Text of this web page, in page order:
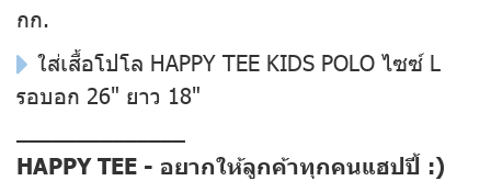
กก.
ใส่เสื้อโปโล HAPPY TEE KIDS POLO ไซซ์ L
รอบอก 26" ยาว 18"
––––––––––––––
HAPPY TEE - อยากให้ลูกค้าทุกคนแฮปปี้ :)